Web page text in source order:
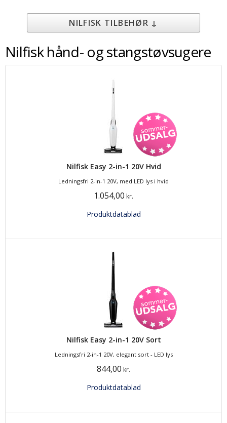
NILFISK TILBEHØR ↓
Nilfisk hånd- og stangstøvsugere
Nilfisk Easy 2-in-1 20V Hvid
Ledningsfri 2-in-1 20V, med LED lys i hvid
1.054,00 kr.
Produktdatablad
Nilfisk Easy 2-in-1 20V Sort
Ledningsfri 2-in-1 20V, elegant sort - LED lys
844,00 kr.
Produktdatablad